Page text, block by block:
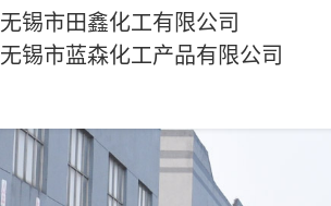
无锡市田鑫化工有限公司
无锡市蓝森化工产品有限公司